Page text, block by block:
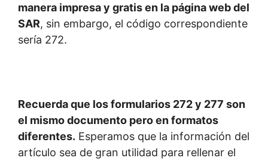
manera impresa y gratis en la página web del
SAR, sin embargo, el código correspondiente
sería 272.
Recuerda que los formularios 272 y 277 son
el mismo documento pero en formatos
diferentes. Esperamos que la información del
artículo sea de gran utilidad para rellenar el